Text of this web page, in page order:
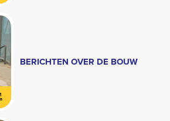
BERICHTEN OVER DE BOUW